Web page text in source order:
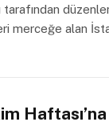
merceğe alan
Haftası’na